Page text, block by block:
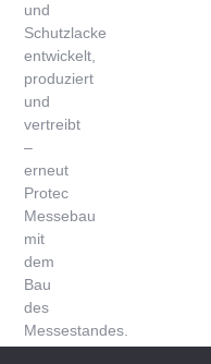
und
Schutzlacke
entwickelt,
produziert
und
vertreibt
–
erneut
Protec
Messebau
mit
dem
Bau
des
Messestandes.